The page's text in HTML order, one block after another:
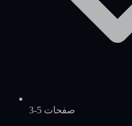
3-5 صفحات